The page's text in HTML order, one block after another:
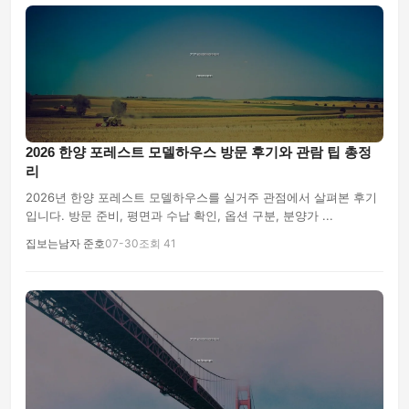
2026 한양 포레스트 모델하우스 방문 후기와 관람 팁 총정
리
2026년 한양 포레스트 모델하우스를 실거주 관점에서 살펴본 후기
입니다. 방문 준비, 평면과 수납 확인, 옵션 구분, 분양가 ...
집보는남자 준호07-30조회 41